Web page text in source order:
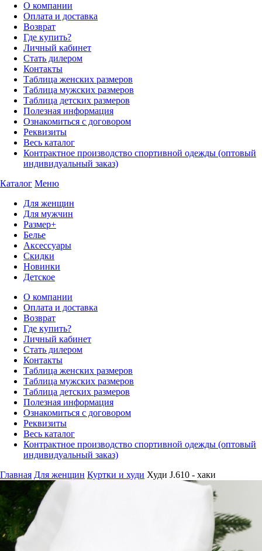
О компании
Оплата и доставка
Возврат
Где купить?
Личный кабинет
Стать дилером
Контакты
Таблица женских размеров
Таблица мужских размеров
Таблица детских размеров
Полезная информация
Ознакомиться с договором
Реквизиты
Весь каталог
Контрактное производство спортивной одежды (оптовый
индивидуальный заказ)
Каталог Меню
Для женщин
Для мужчин
Размер+
Белье
Аксессуары
Скидки
Новинки
Детское
О компании
Оплата и доставка
Возврат
Где купить?
Личный кабинет
Стать дилером
Контакты
Таблица женских размеров
Таблица мужских размеров
Таблица детских размеров
Полезная информация
Ознакомиться с договором
Реквизиты
Весь каталог
Контрактное производство спортивной одежды (оптовый
индивидуальный заказ)
Главная Для женщин Куртки и худи Худи J.610 - хаки